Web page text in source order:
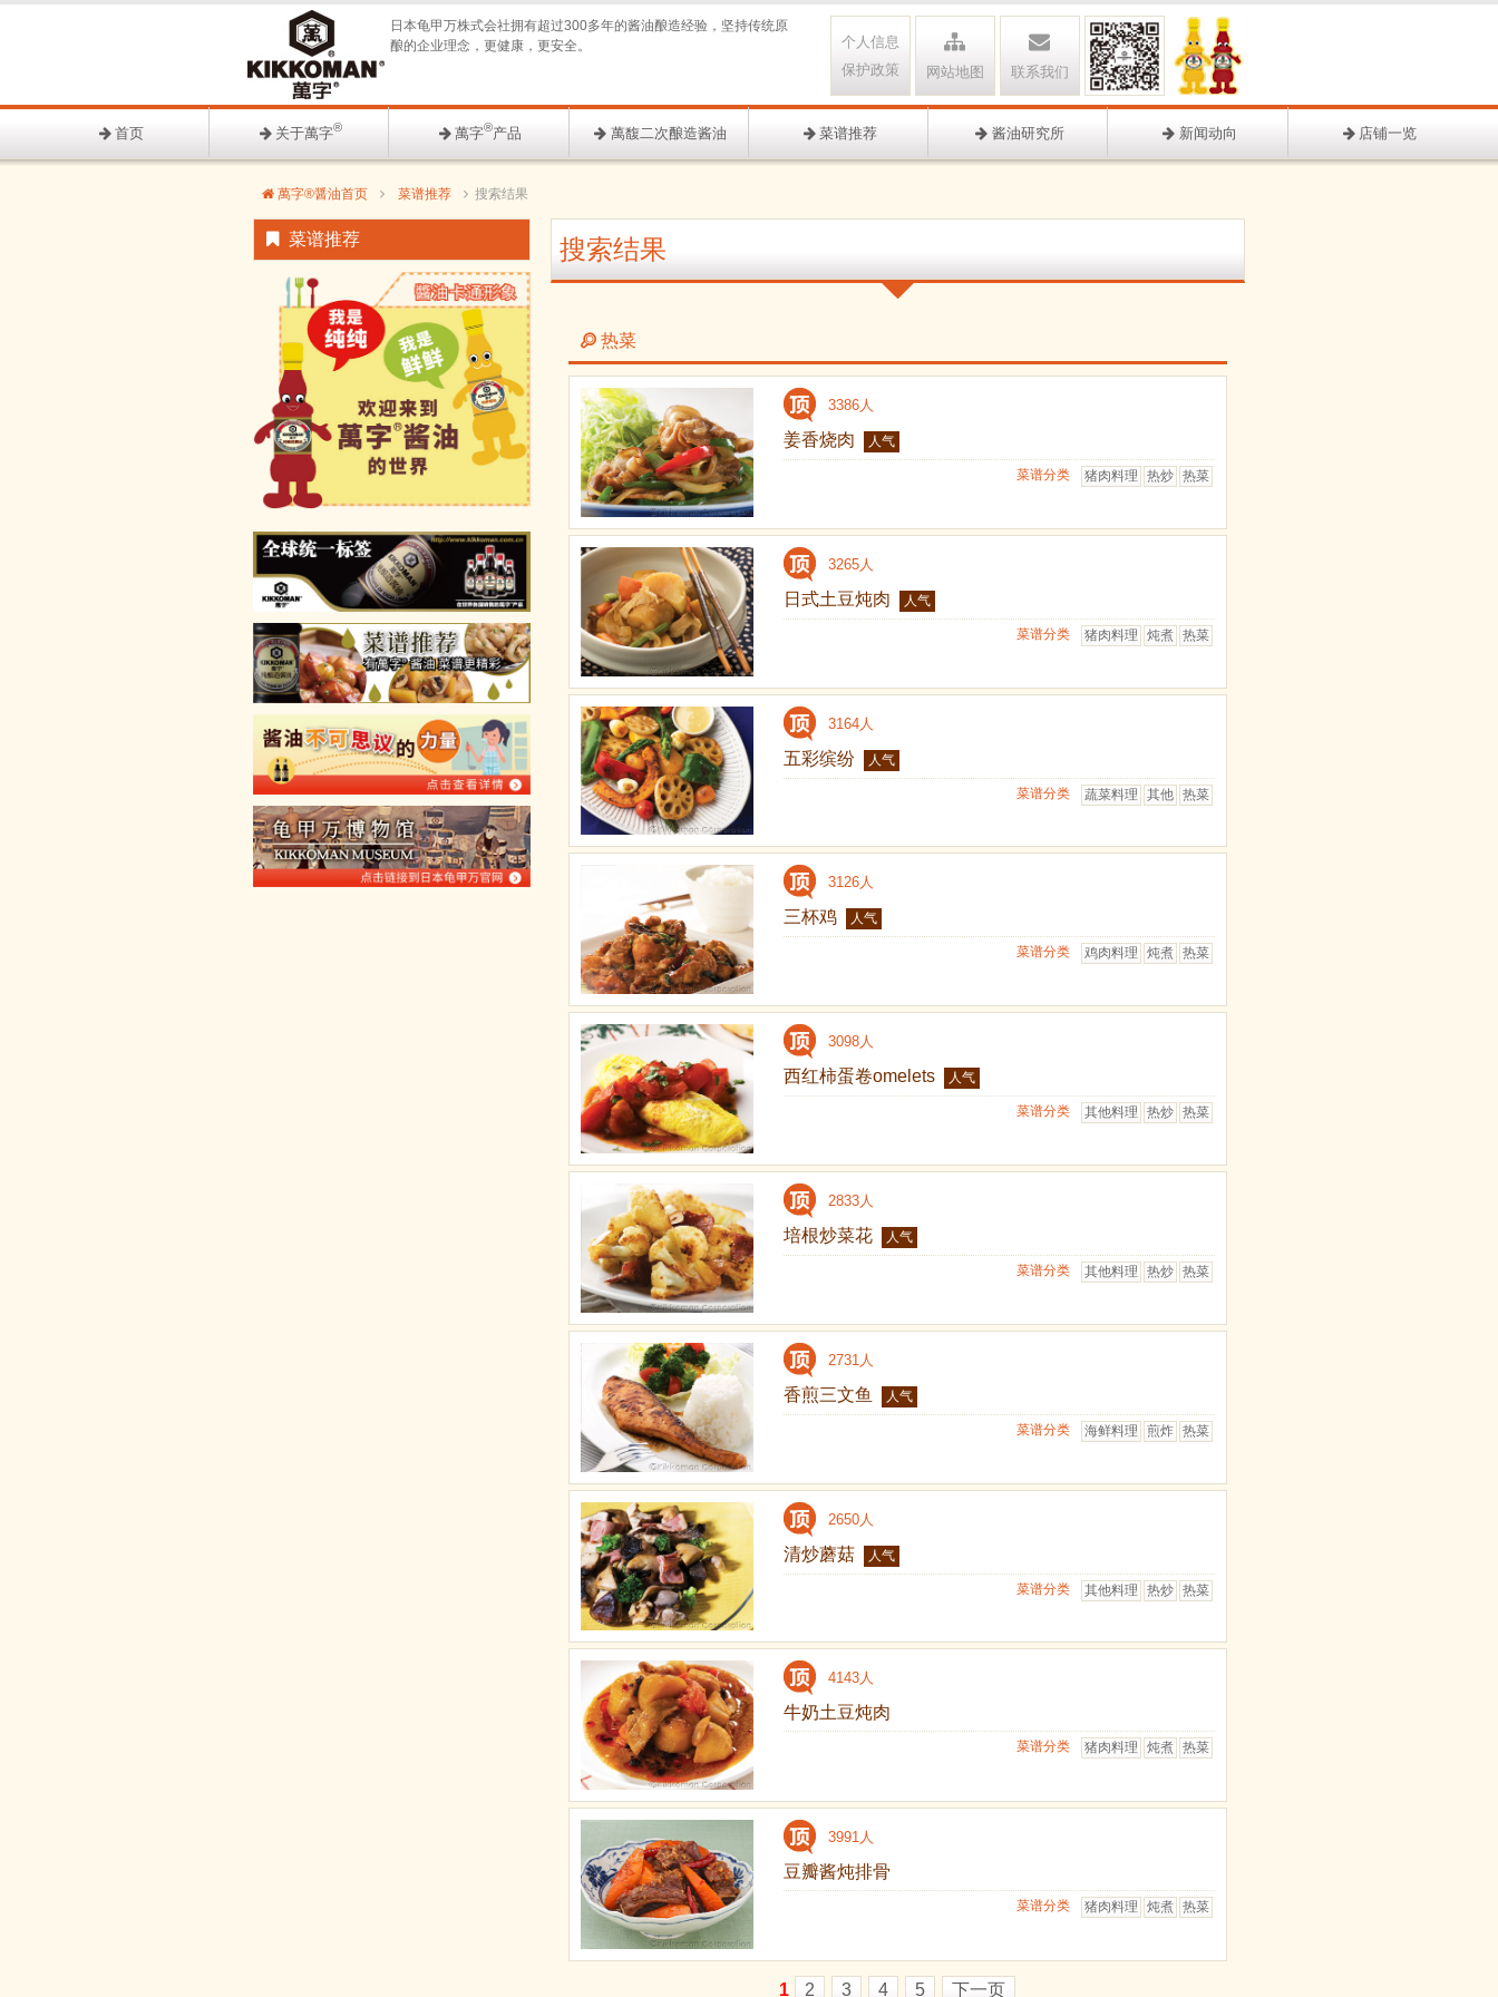
联系我们
网站地图
个人信息
保护政策
日本龟甲万株式会社拥有超过300多年的酱油酿造经验，坚持传统原
酿的企业理念，更健康，更安全。
首页 关于萬字® 萬字®产品 萬馥二次酿造酱油 菜谱推荐 酱油研究所 新闻动向 店铺一览
萬字®醤油首页 菜谱推荐 搜索结果
搜索结果
热菜
3386人
姜香烧肉 人气
热菜
热炒
猪肉料理
菜谱分类
3265人
日式土豆炖肉 人气
热菜
炖煮
猪肉料理
菜谱分类
3164人
五彩缤纷 人气
热菜
其他
蔬菜料理
菜谱分类
3126人
三杯鸡 人气
热菜
炖煮
鸡肉料理
菜谱分类
3098人
西红柿蛋卷omelets 人气
热菜
热炒
其他料理
菜谱分类
2833人
培根炒菜花 人气
热菜
热炒
其他料理
菜谱分类
2731人
香煎三文鱼 人气
热菜
煎炸
海鲜料理
菜谱分类
2650人
清炒蘑菇 人气
热菜
热炒
其他料理
菜谱分类
4143人
牛奶土豆炖肉
热菜
炖煮
猪肉料理
菜谱分类
3991人
豆瓣酱炖排骨
热菜
炖煮
猪肉料理
菜谱分类
1 2 3 4 5 下一页
菜谱推荐